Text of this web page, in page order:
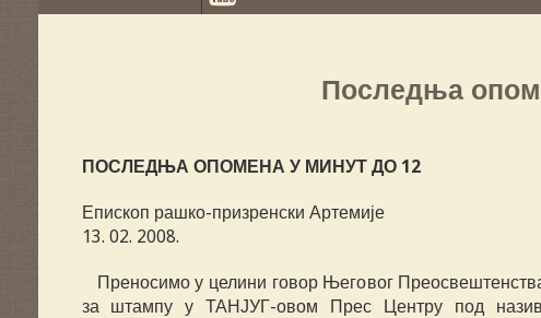
Последња
ПОСЛЕДЊА ОПОМЕНА У МИНУТ ДО 12
Епископ рашко-призренски Артемије
13. 02. 2008.
Преносимо у целини говор Његовог
за штампу у ТАНЈУГ-овом Прес Центру под